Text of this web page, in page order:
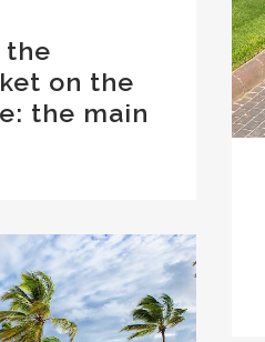
the
on the
the main